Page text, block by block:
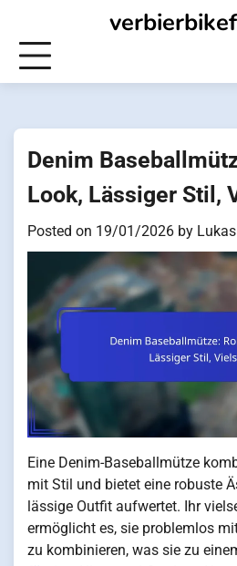
content
Denim
Look, Lässiger Stil,
Posted on 19/01/2026 by
Eine Denim-Baseballmütze
mit Stil und bietet eine robuste
lässige Outfit aufwertet. Ihr
ermöglicht es, sie problemlos
zu kombinieren, was sie zu